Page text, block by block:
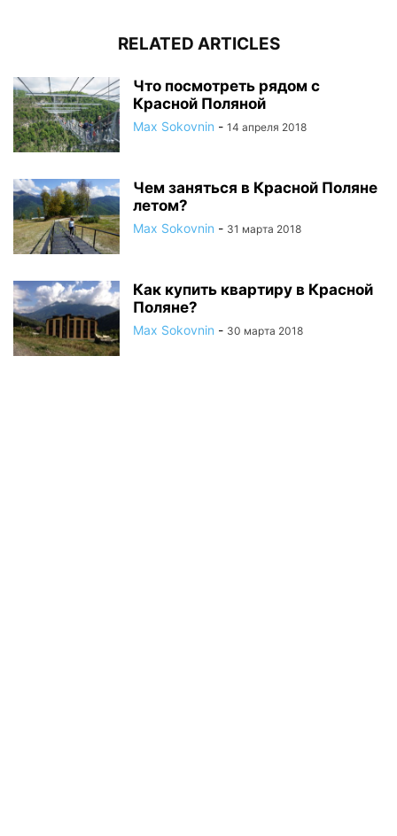
RELATED ARTICLES
Что посмотреть рядом с
Красной Поляной
Max Sokovnin - 14 апреля 2018
Чем заняться в Красной Поляне
летом?
Max Sokovnin - 31 марта 2018
Как купить квартиру в Красной
Поляне?
Max Sokovnin - 30 марта 2018